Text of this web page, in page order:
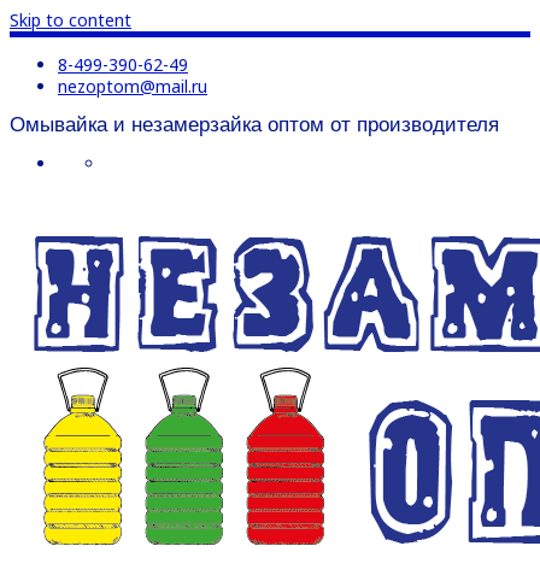
Skip to content
8-499-390-62-49
nezoptom@mail.ru
Омывайка и незамерзайка оптом от производителя